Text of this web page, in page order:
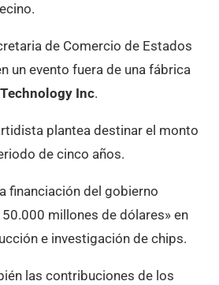
de Comercio de Estados
un evento fuera de una fábrica
Inc.
plantea destinar el monto
de cinco años.
financiación del gobierno
millones de dólares» en
e investigación de chips.
las contribuciones de los